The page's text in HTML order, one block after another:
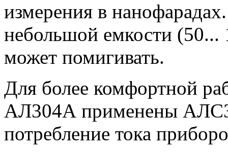
измерения в
небольшой емкости
может помигивать.
Для более комфортной
АЛ304А применены
потребление тока